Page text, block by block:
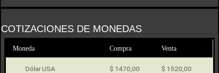
COTIZACIONES DE MONEDAS
Moneda Compra Venta
Dólar USA $ 1470,00 $ 1520,00